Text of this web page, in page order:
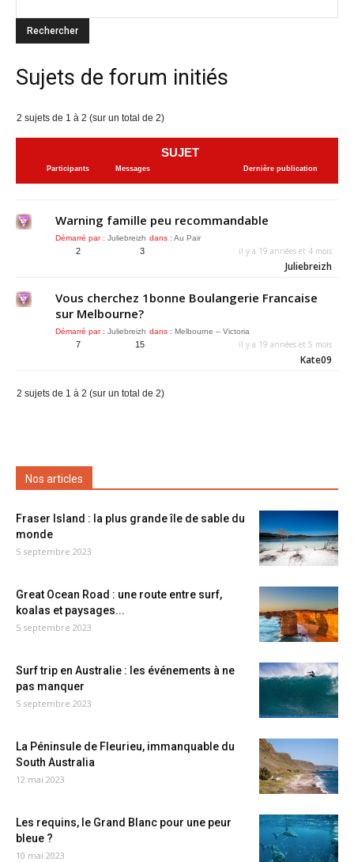
Sujets de forum initiés
2 sujets de 1 à 2 (sur un total de 2)
SUJET
Participants Messages Dernière publication
Warning famille peu recommandable
Démarré par : Juliebreizh dans : Au Pair
2 3 il y a 19 années et 4 mois
Juliebreizh
Vous cherchez 1bonne Boulangerie Francaise
sur Melbourne?
Démarré par : Juliebreizh dans : Melbourne – Victoria
7 15 il y a 19 années et 5 mois
Kate09
2 sujets de 1 à 2 (sur un total de 2)
Nos articles
Fraser Island : la plus grande île de sable du
monde
5 septembre 2023
Great Ocean Road : une route entre surf,
koalas et paysages...
5 septembre 2023
Surf trip en Australie : les événements à ne
pas manquer
5 septembre 2023
La Péninsule de Fleurieu, immanquable du
South Australia
12 mai 2023
Les requins, le Grand Blanc pour une peur
bleue ?
10 mai 2023